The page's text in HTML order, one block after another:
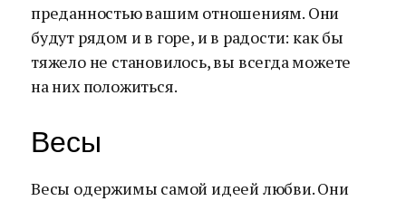
преданностью вашим отношениям. Они
будут рядом и в горе, и в радости: как бы
тяжело не становилось, вы всегда можете
на них положиться.
Весы
Весы одержимы самой идеей любви. Они